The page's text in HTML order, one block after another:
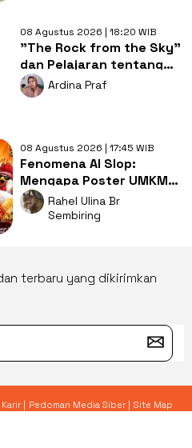
08 Agustus 2026 | 18:20 WIB
"The Rock from the Sky"
dan Pelajaran tentang
Berani Menghadapi
Perubahan
Ardina Praf
08 Agustus 2026 | 17:45 WIB
Fenomena AI Slop:
Mengapa Poster UMKM
Makin Seragam dan Bikin
Kita Bosan?
Rahel Ulina Br
Sembiring
terbaru yang dikirimkan
Karir | Pedoman Media Siber | Site Map